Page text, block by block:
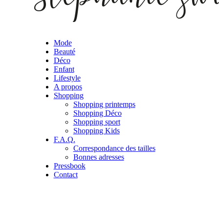
Mode
Beauté
Déco
Enfant
Lifestyle
A propos
Shopping
Shopping printemps
Shopping Déco
Shopping sport
Shopping Kids
F.A.Q.
Correspondance des tailles
Bonnes adresses
Pressbook
Contact